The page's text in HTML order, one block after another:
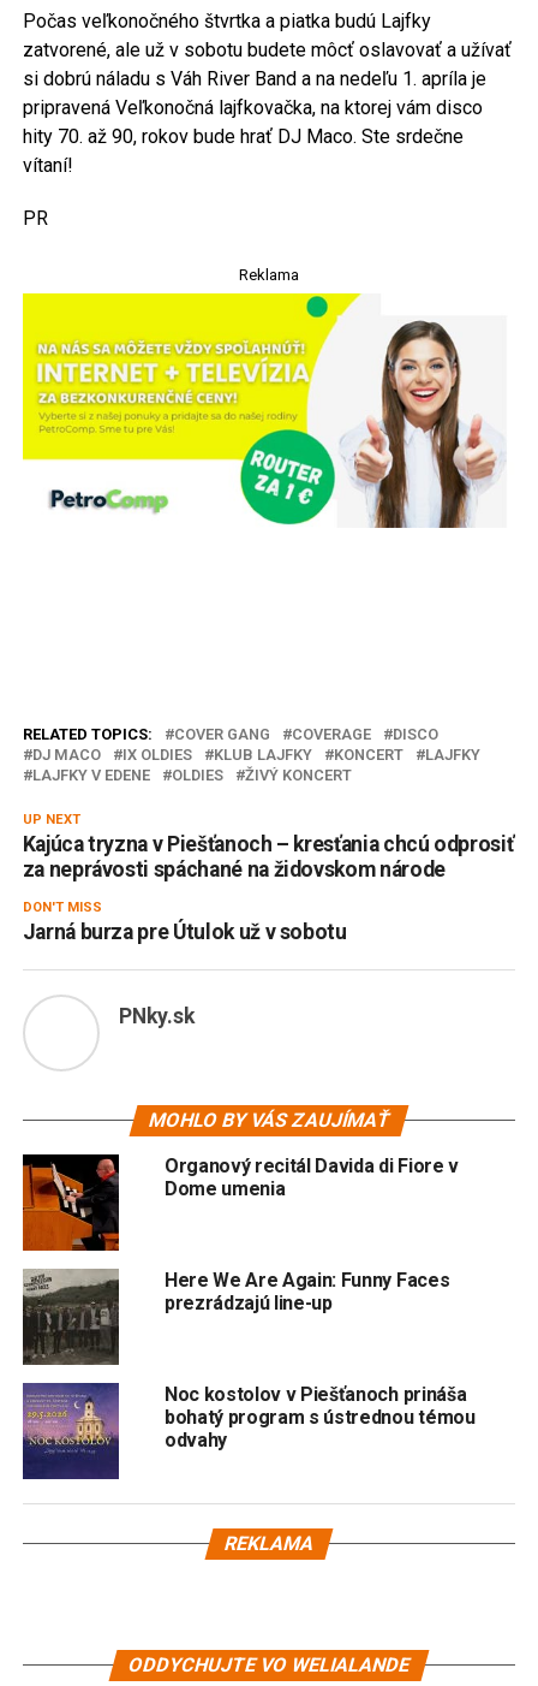
Počas veľkonočného štvrtka a piatka budú Lajfky
zatvorené, ale už v sobotu budete môcť oslavovať a užívať
si dobrú náladu s Váh River Band a na nedeľu 1. apríla je
pripravená Veľkonočná lajfkovačka, na ktorej vám disco
hity 70. až 90, rokov bude hrať DJ Maco. Ste srdečne
vítaní!
PR
Reklama
RELATED TOPICS: COVER GANG COVERAGE
DISCO
DJ MACO
IX OLDIES KLUB LAJFKY KONCERT
LAJFKY
LAJFKY V EDENE
OLDIES ŽIVÝ KONCERT
UP NEXT
Kajúca tryzna v Piešťanoch – kresťania chcú odprosiť
za neprávosti spáchané na židovskom národe
DON'T MISS
Jarná burza pre Útulok už v sobotu
PNky.sk
MOHLO BY VÁS ZAUJÍMAŤ
Organový recitál Davida di Fiore v
Dome umenia
Here We Are Again: Funny Faces
prezrádzajú line-up
Noc kostolov v Piešťanoch prináša
bohatý program s ústrednou témou
odvahy
REKLAMA
ODDYCHUJTE VO WELIALANDE